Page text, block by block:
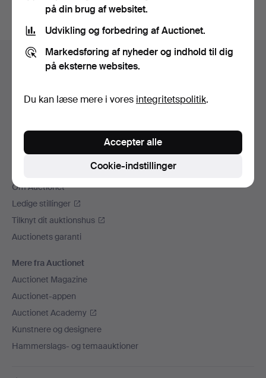
Sidefodsnavigation
Hjælp og kontaktoplysninger
Alle auktionshuse
Om Auctionet
Ledige stillinger
Tilknyt dit auktionshus
Auctionets garanti
Mere fra Auctionet
Auctionet Magazine
Auctionet-appen
Auctionet Academy
Kunstnere og designere
Hammerslags- og temaauktioner
på din brug af websitet.
Udvikling og forbedring af Auctionet.
Markedsføring af nyheder og indhold til dig
på eksterne websites.
Du kan læse mere i vores integritetspolitik.
Cookie-indstillinger
Accepter alle